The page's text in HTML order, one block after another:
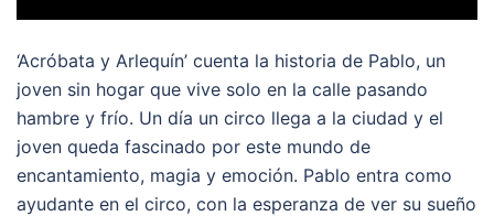
‘Acróbata y Arlequín’ cuenta la historia de Pablo, un
joven sin hogar que vive solo en la calle pasando
hambre y frío. Un día un circo llega a la ciudad y el
joven queda fascinado por este mundo de
encantamiento, magia y emoción. Pablo entra como
ayudante en el circo, con la esperanza de ver su sueño